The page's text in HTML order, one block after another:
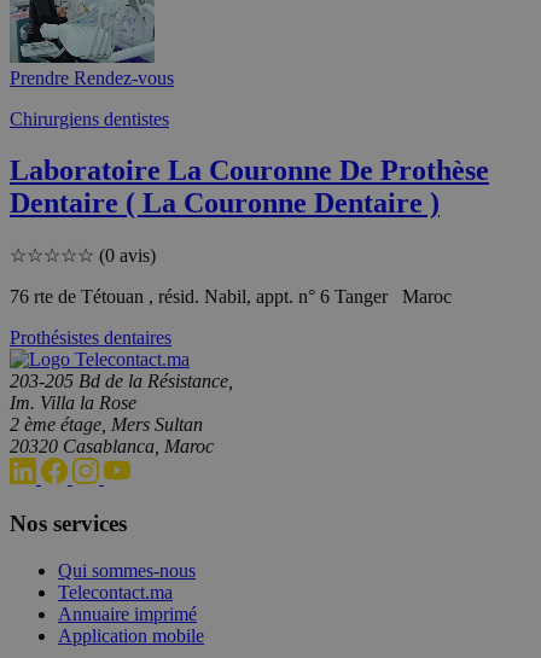
Prendre Rendez-vous
Chirurgiens dentistes
Laboratoire La Couronne De Prothèse
Dentaire ( La Couronne Dentaire )
☆☆☆☆☆ (0 avis)
76 rte de Tétouan , résid. Nabil, appt. n° 6 Tanger Maroc
Prothésistes dentaires
203-205 Bd de la Résistance,
Im. Villa la Rose
2 ème étage, Mers Sultan
20320 Casablanca, Maroc
Nos services
Qui sommes-nous
Telecontact.ma
Annuaire imprimé
Application mobile